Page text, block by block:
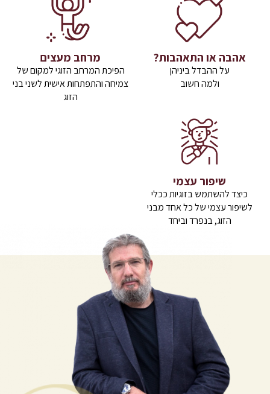
אהבה או התאהבות?
על ההבדל ביניהן
ולמה חשוב
מרחב מעצים
הפיכת המרחב הזוגי למקום של
צמיחה והתפתחות אישית לשני בני
הזוג
שיפור עצמי
כיצד להשתמש בזוגיות ככלי
לשיפור עצמי של כל אחד מבני
הזוג, בנפרד וביחד